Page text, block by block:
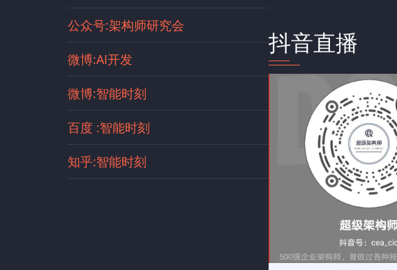
公众号:架构师研究会
微博:AI开发
微博:智能时刻
百度 :智能时刻
知乎:智能时刻
抖音直播